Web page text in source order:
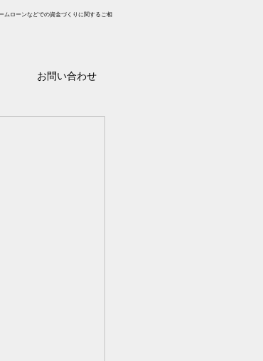
ムローンなどでの資金づくりに関するご相
お問い合わせ